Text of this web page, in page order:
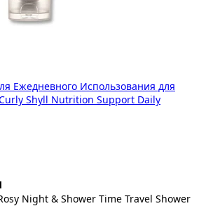
Ежедневного Использования для
Shyll Nutrition Support Daily
Night & Shower Time Travel Shower